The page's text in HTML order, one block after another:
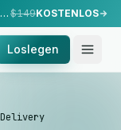
Vollständig durchgeführtes Setup – Standard-Setup, durchgeführt von unserem Team. $149KOSTENLOS
Loslegen